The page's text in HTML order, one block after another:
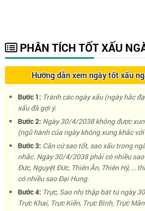
PHÂN TÍCH TỐT XẤU
Hướng dẫn xem ngày tốt xấu
Bước 1: Tránh các ngày xấu (ngày hắc
xấu đã gợi ý.
Bước 2: Ngày 30/4/2038 không được
(ngũ hành của ngày không xung khắc
Bước 3: Căn cứ sao tốt, sao xấu trong
nhắc. Ngày 30/4/2038 phải có nhiều
Đức, Nguyệt Đức, Thiên Ân, Thiên Hỷ, …
có nhiều sao Đại Hung.
Bước 4: Trực, Sao nhị thập bát tú ngày
Trực Khai, Trực Kiến, Trực Bình, Trực